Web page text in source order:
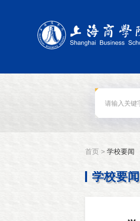
首页 > 学校要闻
学校要闻